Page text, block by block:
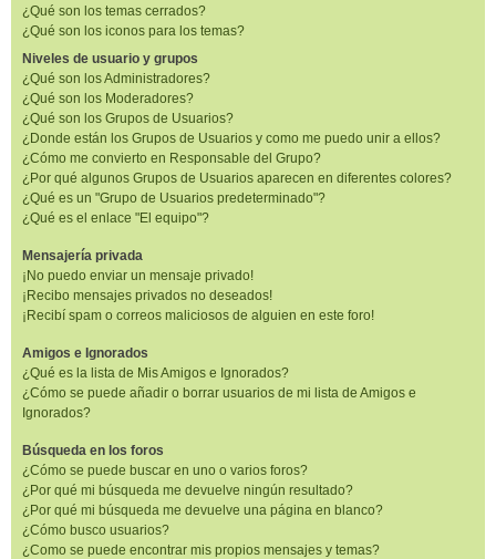
¿Qué son los temas cerrados?
¿Qué son los iconos para los temas?
Niveles de usuario y grupos
¿Qué son los Administradores?
¿Qué son los Moderadores?
¿Qué son los Grupos de Usuarios?
¿Donde están los Grupos de Usuarios y como me puedo unir a ellos?
¿Cómo me convierto en Responsable del Grupo?
¿Por qué algunos Grupos de Usuarios aparecen en diferentes colores?
¿Qué es un "Grupo de Usuarios predeterminado"?
¿Qué es el enlace "El equipo"?
Mensajería privada
¡No puedo enviar un mensaje privado!
¡Recibo mensajes privados no deseados!
¡Recibí spam o correos maliciosos de alguien en este foro!
Amigos e Ignorados
¿Qué es la lista de Mis Amigos e Ignorados?
¿Cómo se puede añadir o borrar usuarios de mi lista de Amigos e
Ignorados?
Búsqueda en los foros
¿Cómo se puede buscar en uno o varios foros?
¿Por qué mi búsqueda me devuelve ningún resultado?
¿Por qué mi búsqueda me devuelve una página en blanco?
¿Cómo busco usuarios?
¿Como se puede encontrar mis propios mensajes y temas?